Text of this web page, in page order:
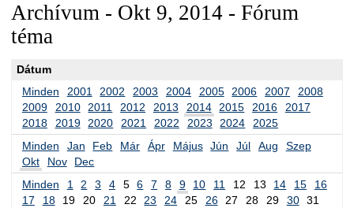
Archívum - Okt 9, 2014 - Fórum
téma
Dátum
Minden
2001 2002 2003 2004 2005 2006 2007
2008
2009
2010 2011 2012 2013 2014 2015 2016
2017
2018
2019 2020 2021 2022 2023 2024
2025
Minden
Jan Feb Már Ápr Május Jún Júl Aug
Szep
Okt
Nov
Dec
Minden
1 2 3 4 5 6 7 8 9 10 11 12 13 14 15
16
17
18 19 20 21 22 23 24 25 26 27 28 29 30 31